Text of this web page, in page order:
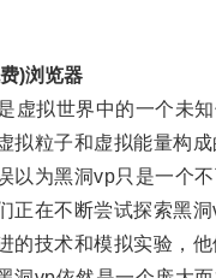
)浏览器
拟世界中的一个未知
粒子和虚拟能量构成
为黑洞vp只是一个不
在不断尝试探索黑洞
技术和模拟实验，他